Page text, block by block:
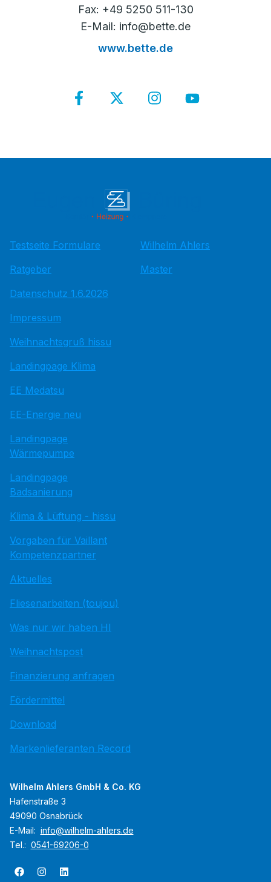
Fax: +49 5250 511-130
E-Mail: info@bette.de
www.bette.de
Testseite Formulare
Ratgeber
Datenschutz 1.6.2026
Impressum
Weihnachtsgruß hissu
Landingpage Klima
EE Medatsu
EE-Energie neu
Landingpage
Wärmepumpe
Landingpage
Badsanierung
Klima & Lüftung - hissu
Vorgaben für Vaillant
Kompetenzpartner
Aktuelles
Fliesenarbeiten (toujou)
Was nur wir haben HI
Weihnachtspost
Finanzierung anfragen
Fördermittel
Download
Markenlieferanten Record
Wilhelm Ahlers
Master
Wilhelm Ahlers GmbH & Co. KG
Hafenstraße 3
49090 Osnabrück
E-Mail: info@wilhelm-ahlers.de
Tel.: 0541-69206-0